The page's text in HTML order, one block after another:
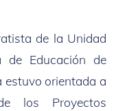
de la Unidad
de Educación de
estuvo orientada a
los Proyectos